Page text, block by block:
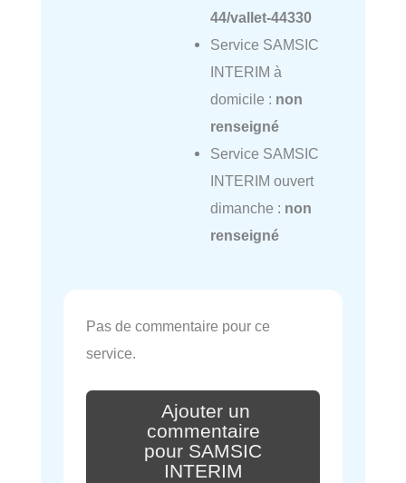
44/vallet-44330
Service SAMSIC
INTERIM à
domicile : non
renseigné
Service SAMSIC
INTERIM ouvert
dimanche : non
renseigné
Pas de commentaire pour ce
service.
Ajouter un
commentaire
pour SAMSIC
INTERIM